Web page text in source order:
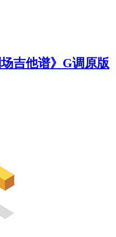
吉他谱》G调原版